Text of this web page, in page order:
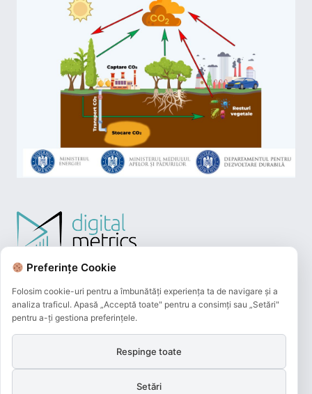
Plățile online efectuate pe acest site
sunt procesate de către Netopia Payments
și beneficiază de 3D-Secure.
Preferințe Cookie
Folosim cookie-uri pentru a îmbunătăți experiența ta de navigare și a
analiza traficul. Apasă „Acceptă toate" pentru a consimți sau „Setări"
pentru a-ți gestiona preferințele.
Respinge toate
Setări